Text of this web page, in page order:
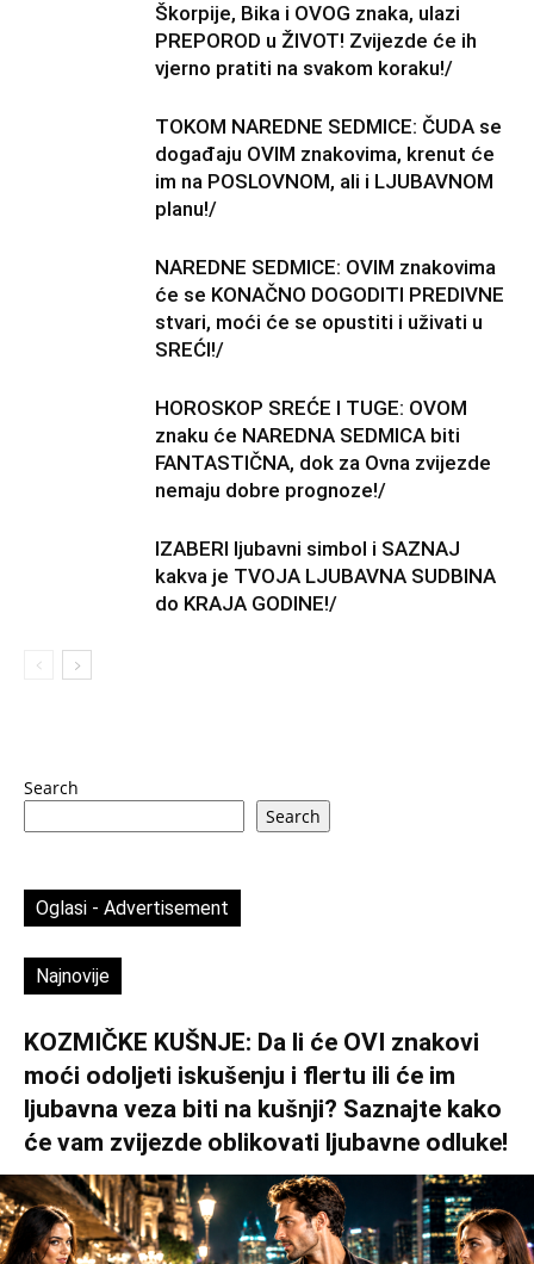
Škorpije, Bika i OVOG znaka, ulazi
PREPOROD u ŽIVOT! Zvijezde će ih
vjerno pratiti na svakom koraku!/
TOKOM NAREDNE SEDMICE: ČUDA se
događaju OVIM znakovima, krenut će
im na POSLOVNOM, ali i LJUBAVNOM
planu!/
NAREDNE SEDMICE: OVIM znakovima
će se KONAČNO DOGODITI PREDIVNE
stvari, moći će se opustiti i uživati u
SREĆI!/
HOROSKOP SREĆE I TUGE: OVOM
znaku će NAREDNA SEDMICA biti
FANTASTIČNA, dok za Ovna zvijezde
nemaju dobre prognoze!/
IZABERI ljubavni simbol i SAZNAJ
kakva je TVOJA LJUBAVNA SUDBINA
do KRAJA GODINE!/
Search
Search
Oglasi - Advertisement
Najnovije
KOZMIČKE KUŠNJE: Da li će OVI znakovi
moći odoljeti iskušenju i flertu ili će im
ljubavna veza biti na kušnji? Saznajte kako
će vam zvijezde oblikovati ljubavne odluke!